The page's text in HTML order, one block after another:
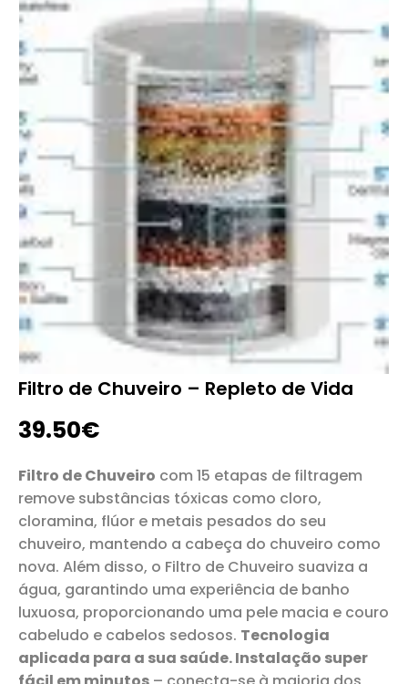
Filtro de Chuveiro – Repleto de Vida
39.50€
Filtro de Chuveiro com 15 etapas de filtragem
remove substâncias tóxicas como cloro,
cloramina, flúor e metais pesados ​​do seu
chuveiro, mantendo a cabeça do chuveiro como
nova. Além disso, o Filtro de Chuveiro suaviza a
água, garantindo uma experiência de banho
luxuosa, proporcionando uma pele macia e couro
cabeludo e cabelos sedosos. Tecnologia
aplicada para a sua saúde.Instalação super